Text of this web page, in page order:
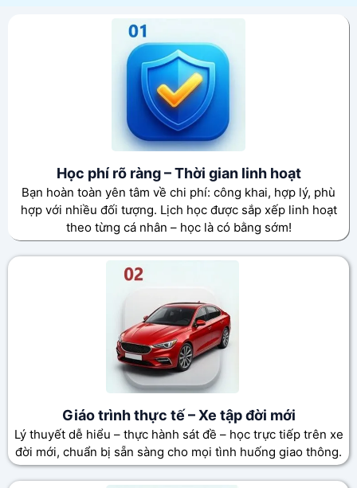
Học phí rõ ràng – Thời gian linh hoạt
Bạn hoàn toàn yên tâm về chi phí: công khai, hợp lý, phù
hợp với nhiều đối tượng. Lịch học được sắp xếp linh hoạt
theo từng cá nhân – học là có bằng sớm!
Giáo trình thực tế – Xe tập đời mới
Lý thuyết dễ hiểu – thực hành sát đề – học trực tiếp trên xe
đời mới, chuẩn bị sẵn sàng cho mọi tình huống giao thông.